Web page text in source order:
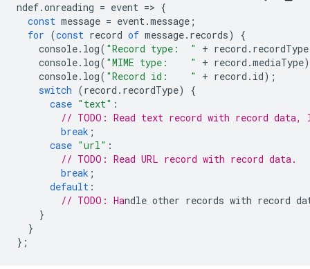
ndef.onreading = event => {
const message = event.message ;
for (const record of message. records)
{
console. log( "Record type:  " + record . recordType
console. log( "MIME type:    " + record .mediaType
console. log( "Record id:    " + record . id);
switch (record . recordType)
{
case "text" :
// TODO: Read text record with record data,
break ;
case "url" :
// TODO: Read URL record with record data.
break ;
default :
// TODO: Ha
}
}
};